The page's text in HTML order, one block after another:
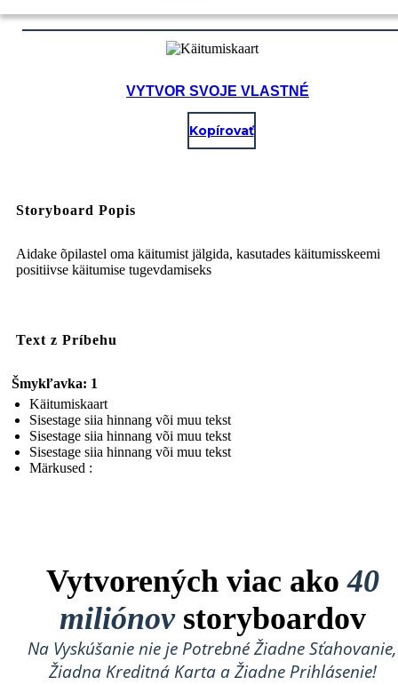
VYTVOR SVOJE VLASTNÉ
Kopírovať
Storyboard Popis
Aidake õpilastel oma käitumist jälgida, kasutades käitumisskeemi
positiivse käitumise tugevdamiseks
Text z Príbehu
Šmykľavka: 1
Käitumiskaart
Sisestage siia hinnang või muu tekst
Sisestage siia hinnang või muu tekst
Sisestage siia hinnang või muu tekst
Märkused :
Vytvorených viac ako40
miliónovstoryboardov
Na Vyskúšanie nie je Potrebné Žiadne Sťahovanie,
Žiadna Kreditná Karta a Žiadne Prihlásenie!